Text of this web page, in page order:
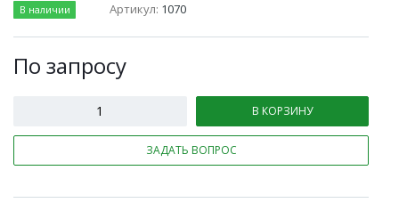
В наличии Артикул: 1070
По запросу
В КОРЗИНУ
ЗАДАТЬ ВОПРОС